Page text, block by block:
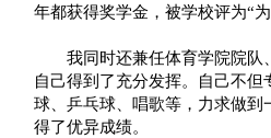
年都获得奖学金，被学校评为“
我同时还兼任体育学院院队、
自己得到了充分发挥。自己不
球、乒乓球、唱歌等，力求做
得了优异成绩。